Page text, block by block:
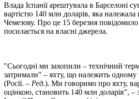
Влада Іспанії арештувала в Барселоні
вартістю 140 млн доларів, яка належала
Чемезову. Про це 15 березня повідомило
посилається на власні джерела.
"Сьогодні ми захопили – технічний
затримали" – яхту, що належить одному
(Росії. – Ред.). Ми говоримо про яхту,
оцінкою, становить 140 млн доларів", –